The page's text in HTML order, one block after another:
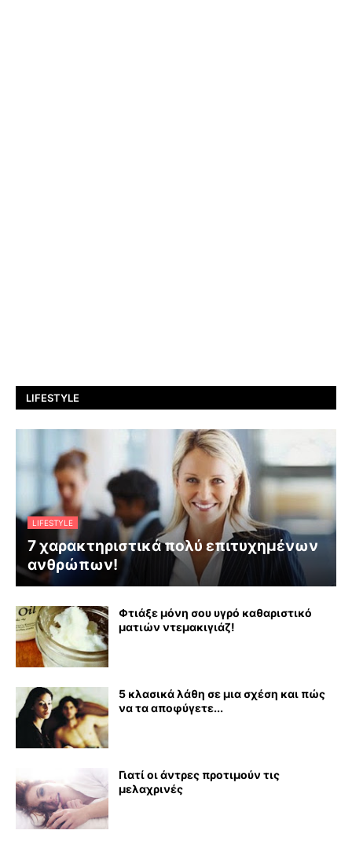
LIFESTYLE
LIFESTYLE
7 χαρακτηριστικά πολύ επιτυχημένων
ανθρώπων!
Φτιάξε μόνη σου υγρό καθαριστικό
ματιών ντεμακιγιάζ!
5 κλασικά λάθη σε μια σχέση και πώς
να τα αποφύγετε...
Γιατί οι άντρες προτιμούν τις
μελαχρινές